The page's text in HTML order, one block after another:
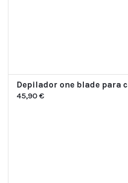
Depilador one blade para
45,90 €